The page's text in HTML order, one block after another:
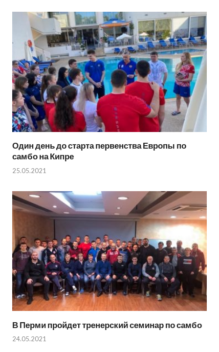
Один день до старта первенства Европы по
самбо на Кипре
25.05.2021
В Перми пройдет тренерский семинар по самбо
24.05.2021